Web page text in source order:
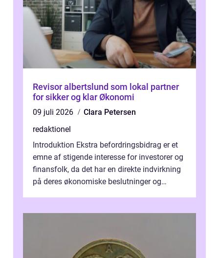
Revisor albertslund som lokal partner
for sikker og klar Økonomi
09 juli 2026
Clara Petersen
redaktionel
Introduktion Ekstra befordringsbidrag er et
emne af stigende interesse for investorer og
finansfolk, da det har en direkte indvirkning
på deres økonomiske beslutninger og